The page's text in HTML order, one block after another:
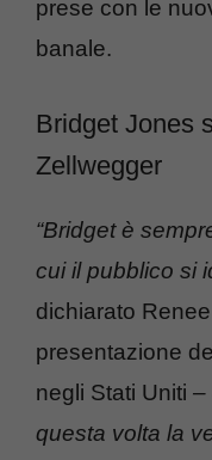
prese con le
banale.
Bridget Jones
Zellwegger
“Bridget è
cui il pubblico si
dichiarato
presentazione
negli Stati Uniti –
questa volta la